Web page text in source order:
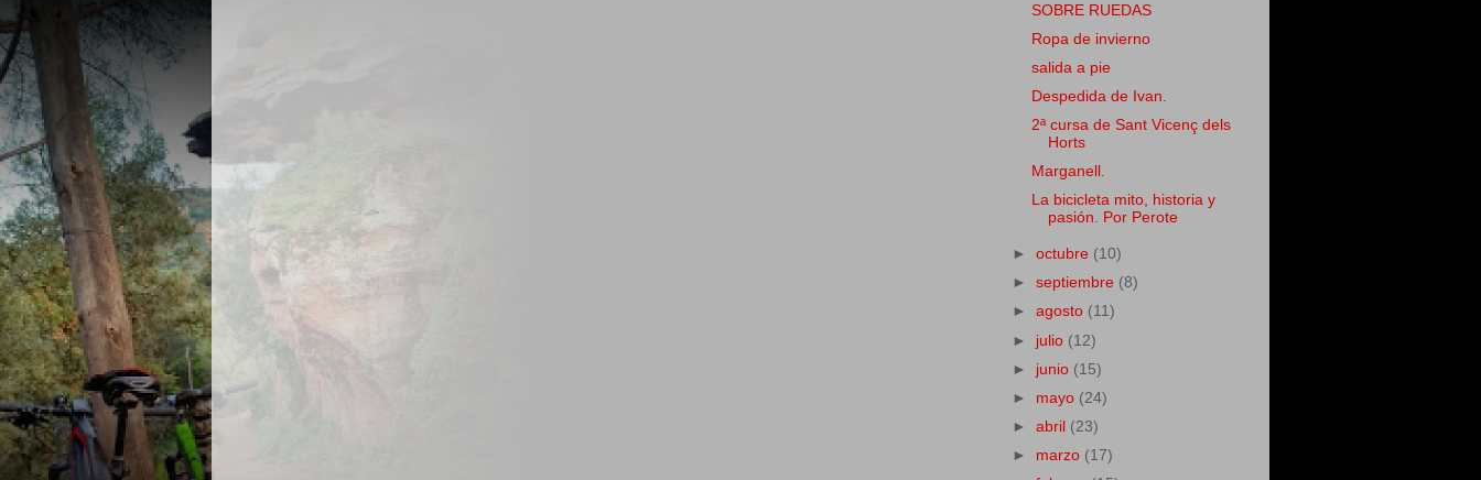
SOBRE RUEDAS
Ropa de invierno
salida a pie
Despedida de Ivan.
2ª cursa de Sant Vicenç dels
Horts
Marganell.
La bicicleta mito, historia y
pasión. Por Perote
►octubre (10)
►septiembre (8)
►agosto (11)
► julio (12)
► junio (15)
► mayo (24)
►abril (23)
► marzo (17)